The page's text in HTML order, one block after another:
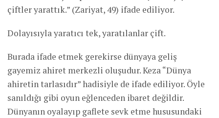
çiftler yarattık.” (Zariyat, 49) ifade ediliyor.
Dolayısıyla yaratıcı tek, yaratılanlar çift.
Burada ifade etmek gerekirse dünyaya geliş
gayemiz ahiret merkezli oluşudur. Keza “Dünya
ahiretin tarlasıdır” hadisiyle de ifade ediliyor. Öyle
sanıldığı gibi oyun eğlenceden ibaret değildir.
Dünyanın oyalayıp gaflete sevk etme hususundaki